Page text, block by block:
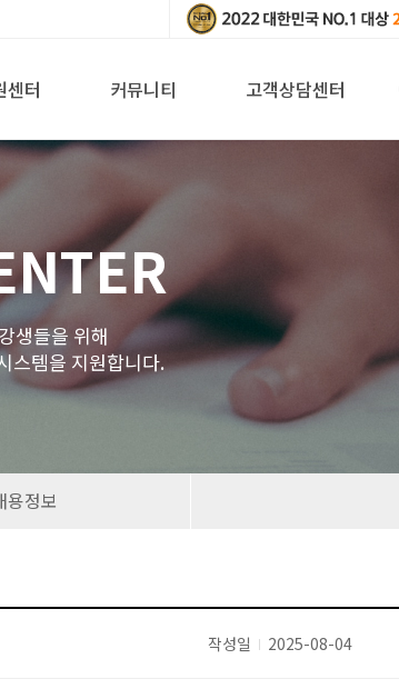
센터 커뮤니티 고객상담센터
생들을 위해
스템을 지원합니다.
용정보
작성일 2025-08-04